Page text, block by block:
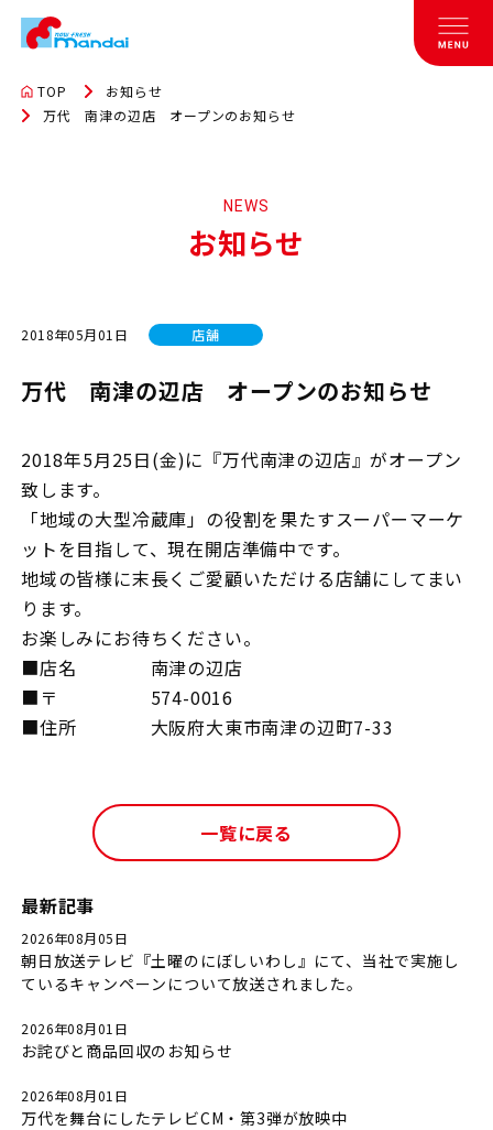
TOP
お知らせ
万代 南津の辺店 オープンのお知らせ
NEWS
お知らせ
2018年05月01日 店舗
万代 南津の辺店 オープンのお知らせ
2018年5月25日(金)に『万代南津の辺店』がオープン
致します。
「地域の大型冷蔵庫」の役割を果たすスーパーマーケ
ットを目指して、現在開店準備中です。
地域の皆様に末長くご愛顧いただける店舗にしてまい
ります。
お楽しみにお待ちください。
■店名 南津の辺店
■〒 574-0016
■住所 大阪府大東市南津の辺町7-33
一覧に戻る
最新記事
2026年08月05日
朝日放送テレビ『土曜のにぼしいわし』にて、当社で実施し
ているキャンペーンについて放送されました。
2026年08月01日
お詫びと商品回収のお知らせ
2026年08月01日
万代を舞台にしたテレビCM・第3弾が放映中